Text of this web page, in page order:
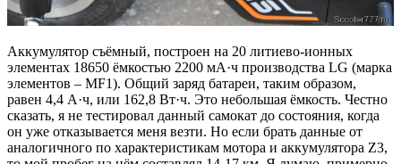
Аккумулятор съёмный, построен на 20 литиево-ионных
элементах 18650 ёмкостью 2200 мА·ч производства LG (марка
элементов – MF1). Общий заряд батареи, таким образом,
равен 4,4 А·ч, или 162,8 Вт·ч. Это небольшая ёмкость. Честно
сказать, я не тестировал данный самокат до состояния, когда
он уже отказывается меня везти. Но если брать данные от
аналогичного по характеристикам мотора и аккумулятора Z3,